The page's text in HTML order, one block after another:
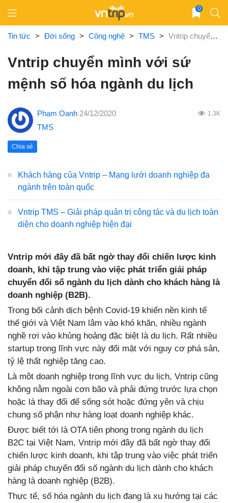
content
0
Tin tức > Đời sống > Công nghệ > TMS > Vntrip chuyển mình với sứ mệnh số hóa ngành du lịch
Vntrip chuyển mình với sứ
mệnh số hóa ngành du lịch
Phạm Oanh 24/12/2020 1.3K
TMS
Chia sẻ
Khách hàng của Vntrip – Mạng lưới doanh nghiệp đa
ngành trên toàn quốc
Vntrip TMS – Giải pháp quản trị công tác và du lịch toàn
diện cho doanh nghiệp hiện đại
Vntrip mới đây đã bất ngờ thay đổi chiến lược kinh
doanh, khi tập trung vào việc phát triển giải pháp
chuyển đổi số ngành du lịch dành cho khách hàng là
doanh nghiệp (B2B).
Trong bối cảnh dịch bệnh Covid-19 khiến nền kinh tế
thế giới và Việt Nam lâm vào khó khăn, nhiều ngành
nghề rơi vào khủng hoảng đặc biệt là du lịch. Rất nhiều
startup trong lĩnh vực này đối mặt với nguy cơ phá sản,
tỷ lệ thất nghiệp tăng cao.
Là một doanh nghiệp trong lĩnh vực du lịch, Vntrip cũng
không nằm ngoài cơn bão và phải đứng trước lựa chọn
hoặc là thay đổi để sống sót hoặc đứng yên và chịu
chung số phận như hàng loạt doanh nghiệp khác.
Được biết tới là OTA tiên phong trong ngành du lịch
B2C tại Việt Nam, Vntrip mới đây đã bất ngờ thay đổi
chiến lược kinh doanh, khi tập trung vào việc phát triển
giải pháp chuyển đổi số ngành du lịch dành cho khách
hàng là doanh nghiệp (B2B).
Thực tế, số hóa ngành du lịch đang là xu hướng tại các